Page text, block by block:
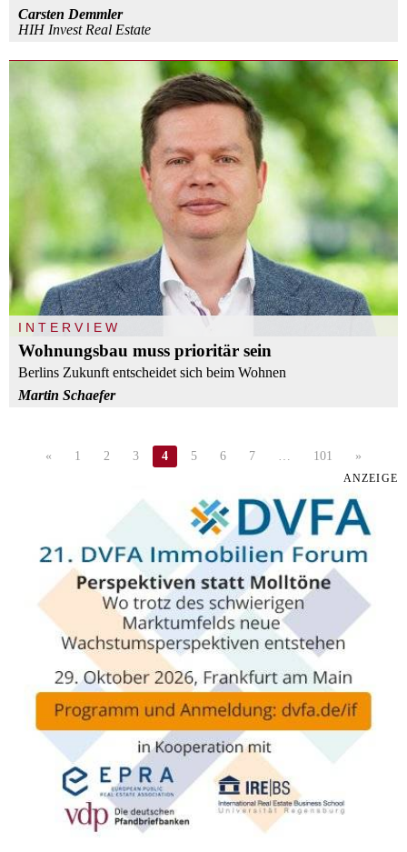
Carsten Demmler
HIH Invest Real Estate
INTERVIEW
Wohnungsbau muss prioritär sein
Berlins Zukunft entscheidet sich beim Wohnen
Martin Schaefer
« 1 2 3 4 5 6 7 … 101 »
ANZEIGE